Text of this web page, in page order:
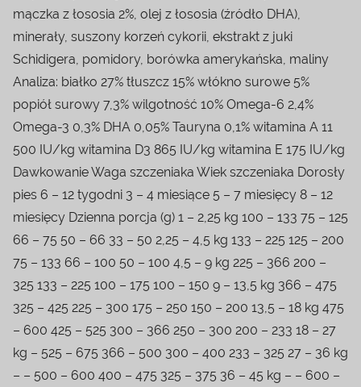
mączka z łososia 2%, olej z łososia (źródło DHA),
minerały, suszony korzeń cykorii, ekstrakt z juki
Schidigera, pomidory, borówka amerykańska, maliny
Analiza: białko 27% tłuszcz 15% włókno surowe 5%
popiół surowy 7,3% wilgotność 10% Omega-6 2,4%
Omega-3 0,3% DHA 0,05% Tauryna 0,1% witamina A 11
500 IU/kg witamina D3 865 IU/kg witamina E 175 IU/kg
Dawkowanie Waga szczeniaka Wiek szczeniaka Dorosły
pies 6 – 12 tygodni 3 – 4 miesiące 5 – 7 miesięcy 8 – 12
miesięcy Dzienna porcja (g) 1 – 2,25 kg 100 – 133 75 – 125
66 – 75 50 – 66 33 – 50 2,25 – 4,5 kg 133 – 225 125 – 200
75 – 133 66 – 100 50 – 100 4,5 – 9 kg 225 – 366 200 –
325 133 – 225 100 – 175 100 – 150 9 – 13,5 kg 366 – 475
325 – 425 225 – 300 175 – 250 150 – 200 13,5 – 18 kg 475
– 600 425 – 525 300 – 366 250 – 300 200 – 233 18 – 27
kg – 525 – 675 366 – 500 300 – 400 233 – 325 27 – 36 kg
– – 500 – 600 400 – 475 325 – 375 36 – 45 kg – – 600 –